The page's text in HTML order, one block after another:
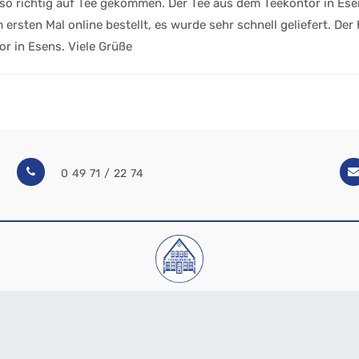
richtig auf Tee gekommen. Der Tee aus dem Teekontor in
Mal online bestellt, es wurde sehr schnell geliefert.
in Esens. Viele Grüße
0 49 71 / 22 74